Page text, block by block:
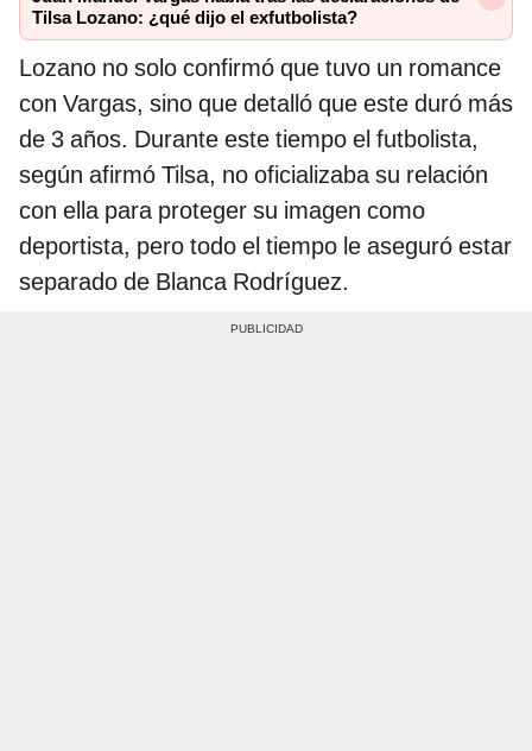
Tilsa Lozano: ¿qué dijo el exfutbolista?
Lozano no solo confirmó que tuvo un romance
con Vargas, sino que detalló que este duró más
de 3 años. Durante este tiempo el futbolista,
según afirmó Tilsa, no oficializaba su relación
con ella para proteger su imagen como
deportista, pero todo el tiempo le aseguró estar
separado de Blanca Rodríguez.